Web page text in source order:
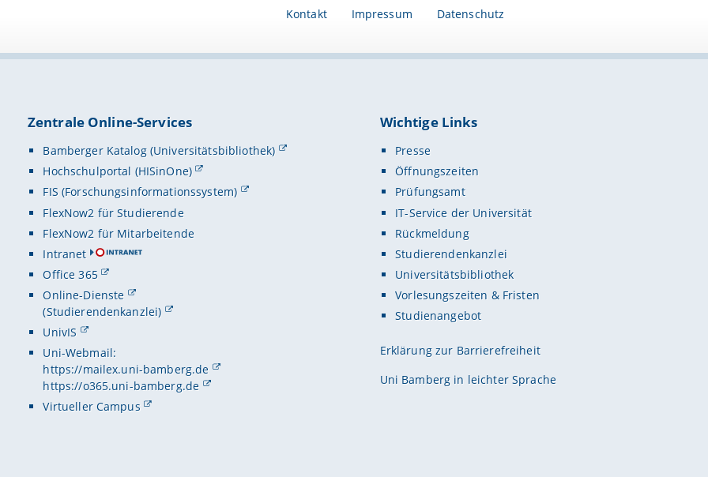
Kontakt Impressum Datenschutz
Zentrale Online-Services
Bamberger Katalog (Universitätsbibliothek)
Hochschulportal (HISinOne)
FIS (Forschungsinformationssystem)
FlexNow2 für Studierende
FlexNow2 für Mitarbeitende
Intranet
Office 365
Online-Dienste
(Studierendenkanzlei)
UnivIS
Uni-Webmail:
https://mailex.uni-bamberg.de
https://o365.uni-bamberg.de
Virtueller Campus
Wichtige Links
Presse
Öffnungszeiten
Prüfungsamt
IT-Service der Universität
Rückmeldung
Studierendenkanzlei
Universitätsbibliothek
Vorlesungszeiten & Fristen
Studienangebot
Erklärung zur Barrierefreiheit
Uni Bamberg in leichter Sprache